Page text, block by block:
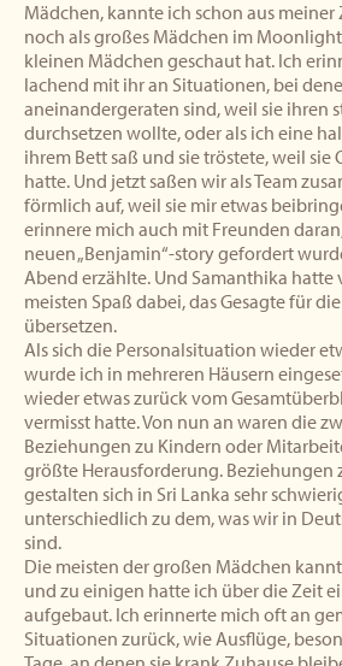
Mädchen, kannte ich schon aus meiner
noch als großes Mädchen im
kleinen Mädchen geschaut hat. Ich
lachend mit ihr an Situationen, bei
aneinandergeraten sind, weil sie ihren
durchsetzen wollte, oder als ich eine
ihrem Bett saß und sie tröstete, weil sie
hatte. Und jetzt saßen wir als Team
förmlich auf, weil sie mir etwas
erinnere mich auch mit Freunden
neuen „Benjamin“-story gefordert
Abend erzählte. Und Samanthika hatte
meisten Spaß dabei, das Gesagte für
übersetzen.
Als sich die Personalsituation wieder
wurde ich in mehreren Häusern
wieder etwas zurück vom
vermisst hatte. Von nun an waren die
Beziehungen zu Kindern oder
größte Herausforderung. Beziehungen
gestalten sich in Sri Lanka sehr
unterschiedlich zu dem, was wir in
sind.
Die meisten der großen Mädchen
und zu einigen hatte ich über die Zeit
aufgebaut. Ich erinnerte mich oft an
Situationen zurück, wie Ausflüge,